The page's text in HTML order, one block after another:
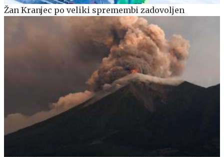
Žan Kranjec po veliki spremembi zadovoljen